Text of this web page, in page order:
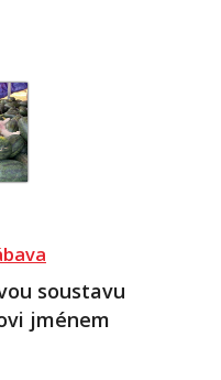
soustavu
jménem